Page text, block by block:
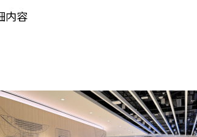
[1]。比较本港最低及最高收入家庭月入
差距更由2019年的34.3倍骤升至2024
但即使在经济增长的同时，「贫富悬殊
贫」的问题依然未见逆转。根据儿童权
内容